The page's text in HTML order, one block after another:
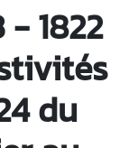
- 1822
du